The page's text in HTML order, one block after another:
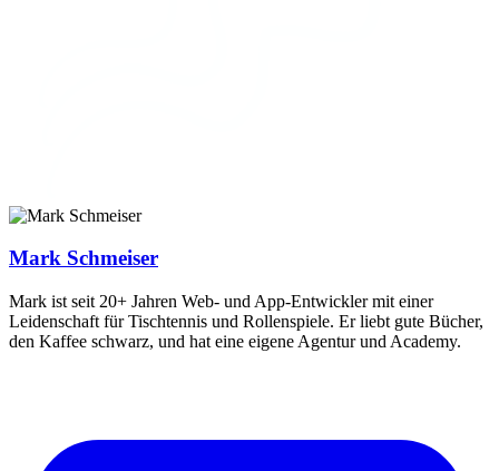
Mark Schmeiser
Mark ist seit 20+ Jahren Web- und App-Entwickler mit einer
Leidenschaft für Tischtennis und Rollenspiele. Er liebt gute Bücher,
den Kaffee schwarz, und hat eine eigene Agentur und Academy.